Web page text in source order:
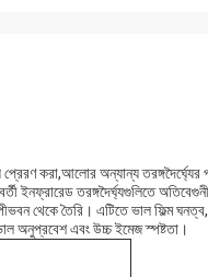
প্রেরণ করা,আলোর অন্যান্য
তরঙ্গদৈর্ঘ্যগুলিতে
থেকে তৈরি। এটিতে ভাল ফিল্ম ঘনত্ব,
অনুপ্রবেশ এবং উচ্চ ইমেজ স্পষ্টতা।